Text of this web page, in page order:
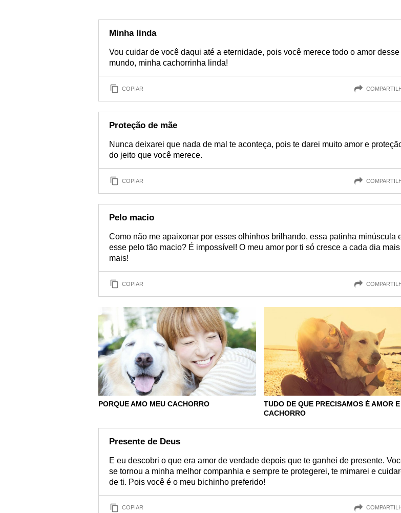
Minha linda
Vou cuidar de você daqui até a eternidade, pois você merece todo o amor desse
mundo, minha cachorrinha linda!
COPIAR
Proteção de mãe
Nunca deixarei que nada de mal te aconteça, pois te darei muito amor e
do jeito que você merece.
COPIAR
Pelo macio
Como não me apaixonar por esses olhinhos brilhando, essa patinha minúscula
esse pelo tão macio? É impossível! O meu amor por ti só cresce a cada dia
mais!
COPIAR
PORQUE AMO MEU CACHORRO
TUDO DE QUE PRECISAMOS É AMOR
CACHORRO
Presente de Deus
E eu descobri o que era amor de verdade depois que te ganhei de presente.
se tornou a minha melhor companhia e sempre te protegerei, te mimarei e
de ti. Pois você é o meu bichinho preferido!
COPIAR